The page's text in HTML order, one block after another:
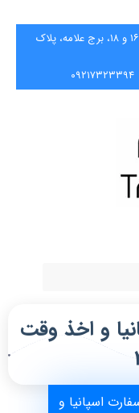
📍 تهران، سعادت‌آباد، خیابان علامه شمالی، بین ۱۶ و ۱۸، برج علامه، پلاک
۰۹۲۱۷۳۲۳۳۹۴
و اخذ وقت
اسپانیا و